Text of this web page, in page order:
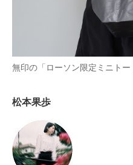
企業ITのトレンドを詳説
経営リーダーのコミュニティ
マーケ×ITの今がよく分かる
企業向けIT製品の総合サイト
IT製品の技術・比較・事例
製造業のIT導入・活用を支援
無印の「ローソン限定ミニト
松本果歩